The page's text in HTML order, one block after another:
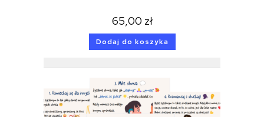
65,00 zł
Dodaj do koszyka